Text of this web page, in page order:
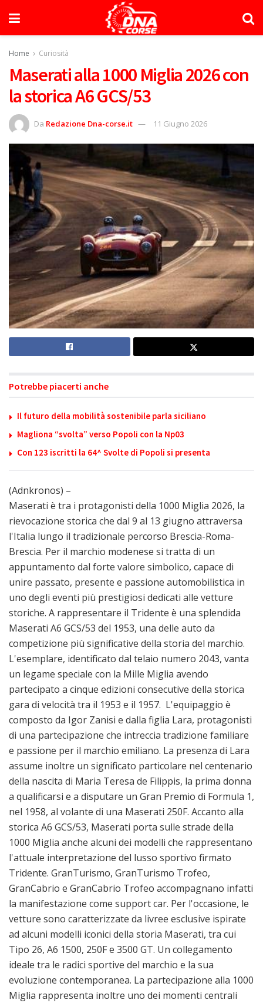
Home Curiosità
Maserati alla 1000 Miglia 2026 con
la storica A6 GCS/53
Da Redazione Dna-corse.it 11 Giugno 2026
Potrebbe piacerti anche
Il futuro della mobilità sostenibile parla siciliano
Magliona “svolta” verso Popoli con la Np03
Con 123 iscritti la 64^ Svolte di Popoli si presenta
(Adnkronos) –
Maserati è tra i protagonisti della 1000 Miglia 2026, la
rievocazione storica che dal 9 al 13 giugno attraversa
l'Italia lungo il tradizionale percorso Brescia-Roma-
Brescia. Per il marchio modenese si tratta di un
appuntamento dal forte valore simbolico, capace di
unire passato, presente e passione automobilistica in
uno degli eventi più prestigiosi dedicati alle vetture
storiche. A rappresentare il Tridente è una splendida
Maserati A6 GCS/53 del 1953, una delle auto da
competizione più significative della storia del marchio.
L'esemplare, identificato dal telaio numero 2043, vanta
un legame speciale con la Mille Miglia avendo
partecipato a cinque edizioni consecutive della storica
gara di velocità tra il 1953 e il 1957. L'equipaggio è
composto da Igor Zanisi e dalla figlia Lara, protagonisti
di una partecipazione che intreccia tradizione familiare
e passione per il marchio emiliano. La presenza di Lara
assume inoltre un significato particolare nel centenario
della nascita di Maria Teresa de Filippis, la prima donna
a qualificarsi e a disputare un Gran Premio di Formula 1,
nel 1958, al volante di una Maserati 250F. Accanto alla
storica A6 GCS/53, Maserati porta sulle strade della
1000 Miglia anche alcuni dei modelli che rappresentano
l'attuale interpretazione del lusso sportivo firmato
Tridente. GranTurismo, GranTurismo Trofeo,
GranCabrio e GranCabrio Trofeo accompagnano infatti
la manifestazione come support car. Per l'occasione, le
vetture sono caratterizzate da livree esclusive ispirate
ad alcuni modelli iconici della storia Maserati, tra cui
Tipo 26, A6 1500, 250F e 3500 GT. Un collegamento
ideale tra le radici sportive del marchio e la sua
evoluzione contemporanea. La partecipazione alla 1000
Miglia rappresenta inoltre uno dei momenti centrali